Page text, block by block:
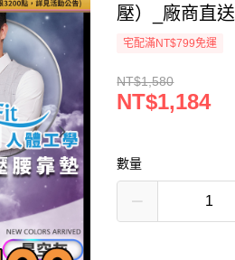
壓）_廠商直送
宅配滿NT$799免運
NT$1,580
NT$1,184
數量